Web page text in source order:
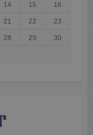
14 15 16
21 22 23
28 29 30